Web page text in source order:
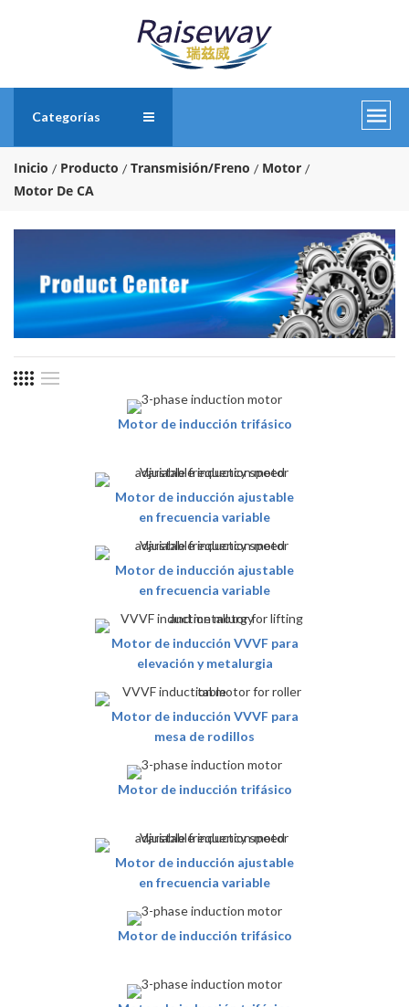
Categorías
Inicio Producto Transmisión/Freno
Motor
Motor De CA
Motor de inducción trifásico
Motor de inducción ajustable
en frecuencia variable
Motor de inducción ajustable
en frecuencia variable
Motor de inducción VVVF para
elevación y metalurgia
Motor de inducción VVVF para
mesa de rodillos
Motor de inducción trifásico
Motor de inducción ajustable
en frecuencia variable
Motor de inducción trifásico